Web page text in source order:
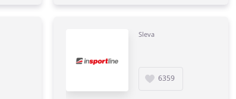
Sleva
6359